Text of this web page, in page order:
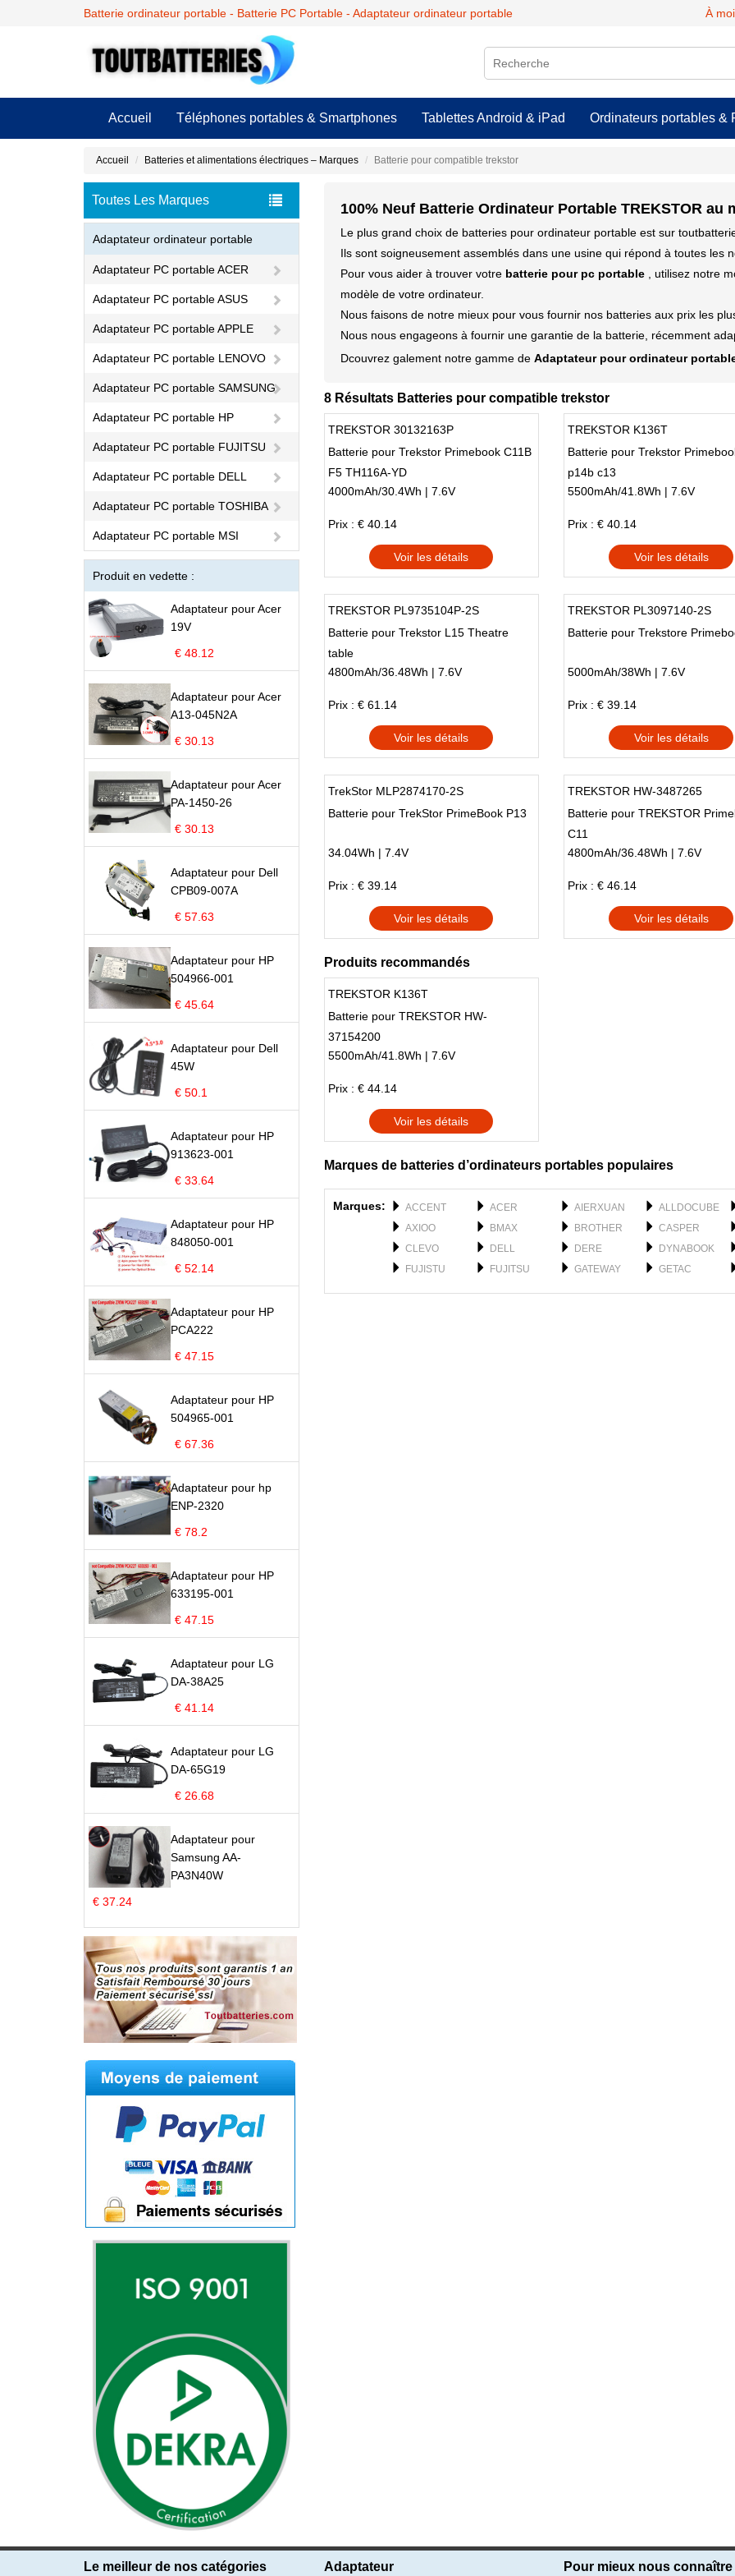
Batterie ordinateur portable - Batterie PC Portable - Adaptateur ordinateur portable À
Accueil Téléphones portables & Smartphones Tablettes Android & iPad Ordinateurs portables &
Accueil Batteries et alimentations électriques – Marques Batterie pour compatible trekstor
Toutes Les Marques
Adaptateur ordinateur portable
Adaptateur PC portable ACER
Adaptateur PC portable ASUS
Adaptateur PC portable APPLE
Adaptateur PC portable LENOVO
Adaptateur PC portable SAMSUNG
Adaptateur PC portable HP
Adaptateur PC portable FUJITSU
Adaptateur PC portable DELL
Adaptateur PC portable TOSHIBA
Adaptateur PC portable MSI
Produit en vedette :
Adaptateur pour Acer
19V
€ 48.12
Adaptateur pour Acer
A13-045N2A
€ 30.13
Adaptateur pour Acer
PA-1450-26
€ 30.13
Adaptateur pour Dell
CPB09-007A
€ 57.63
Adaptateur pour HP
504966-001
€ 45.64
Adaptateur pour Dell
45W
€ 50.1
Adaptateur pour HP
913623-001
€ 33.64
Adaptateur pour HP
848050-001
€ 52.14
Adaptateur pour HP
PCA222
€ 47.15
Adaptateur pour HP
504965-001
€ 67.36
Adaptateur pour hp
ENP-2320
€ 78.2
Adaptateur pour HP
633195-001
€ 47.15
Adaptateur pour LG
DA-38A25
€ 41.14
Adaptateur pour LG
DA-65G19
€ 26.68
Adaptateur pour
Samsung AA-
PA3N40W
€ 37.24
100% Neuf Batterie Ordinateur Portable TREKSTOR au
Le plus grand choix de batteries pour ordinateur portable est sur
Ils sont soigneusement assemblés dans une usine qui répond à toutes les
Pour vous aider à trouver votre batterie pour pc portable, utilisez notre
modèle de votre ordinateur.
Nous faisons de notre mieux pour vous fournir nos batteries aux prix les
Nous nous engageons à fournir une garantie de la batterie, récemment
Dcouvrez galement notre gamme de Adaptateur pour ordinateur
8 Résultats Batteries pour compatible trekstor
TREKSTOR 30132163P
Batterie pour Trekstor Primebook C11B
F5 TH116A-YD
4000mAh/30.4Wh | 7.6V
Prix : € 40.14
Voir les détails
TREKSTOR K136T
Batterie pour Trekstor
p14b c13
5500mAh/41.8Wh | 7.6V
Prix : € 40.14
Voir les détails
TREKSTOR PL9735104P-2S
Batterie pour Trekstor L15 Theatre
table
4800mAh/36.48Wh | 7.6V
Prix : € 61.14
Voir les détails
TREKSTOR PL3097140-2S
Batterie pour Trekstore
5000mAh/38Wh | 7.6V
Prix : € 39.14
Voir les détails
TrekStor MLP2874170-2S
Batterie pour TrekStor PrimeBook P13
34.04Wh | 7.4V
Prix : € 39.14
Voir les détails
TREKSTOR HW-3487265
Batterie pour TREKSTOR
C11
4800mAh/36.48Wh | 7.6V
Prix : € 46.14
Voir les détails
Produits recommandés
TREKSTOR K136T
Batterie pour TREKSTOR HW-
37154200
5500mAh/41.8Wh | 7.6V
Prix : € 44.14
Voir les détails
Marques de batteries d’ordinateurs portables populaires
Marques: ACCENT ACER AIERXUAN ALLDOCUBE
AXIOO
BMAX BROTHER CASPER
CLEVO
DELL DERE DYNABOOK
FUJISTU
FUJITSU GATEWAY GETAC
Le meilleur de nos catégories Adaptateur Pour mieux nous connaître